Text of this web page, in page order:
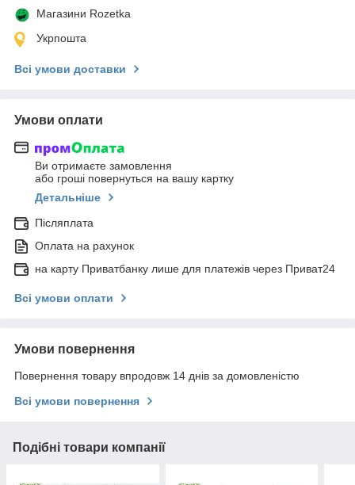
Магазини Rozetka
Укрпошта
Всі умови доставки
Умови оплати
Ви отримаєте замовлення
або гроші повернуться на вашу картку
Детальніше
Післяплата
Оплата на рахунок
на карту Приватбанку лише для платежів через Приват24
Всі умови оплати
Умови повернення
Повернення товару впродовж 14 днів за домовленістю
Всі умови повернення
Подібні товари компанії